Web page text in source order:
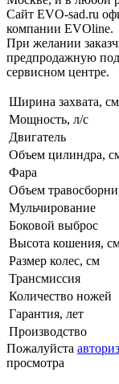
Сайт EVO-sad.ru
компании EVOline.
При желании
предпродажную
сервисном центре.
Ширина захвата, см
Мощность, л/с
Двигатель
Объем цилиндра,
Фара
Объем
Мульчирование
Боковой выброс
Высота кошения,
Размер колес, см
Трансмиссия
Количество ножей
Гарантия, лет
Производство
Пожалуйста
просмотра